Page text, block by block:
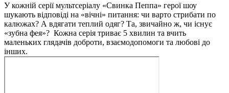
У кожній серії мультсеріалу «Свинка Пеппа» герої шоу
шукають відповіді на «вічні» питання: чи варто стрибати по
калюжах? А вдягати теплий одяг? Та, звичайно ж, чи існує
«зубна фея»? Кожна серія триває 5 хвилин та вчить
маленьких глядачів доброти, взаємодопомоги та любові до
інших.